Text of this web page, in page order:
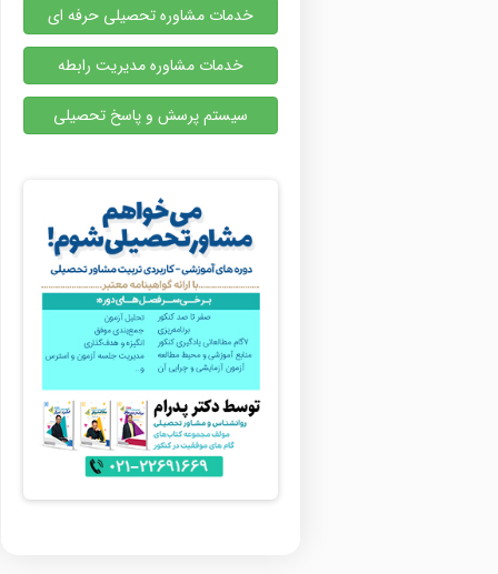
خدمات مشاوره تحصیلی حرفه ای
خدمات مشاوره مدیریت رابطه
سیستم پرسش و پاسخ تحصیلی